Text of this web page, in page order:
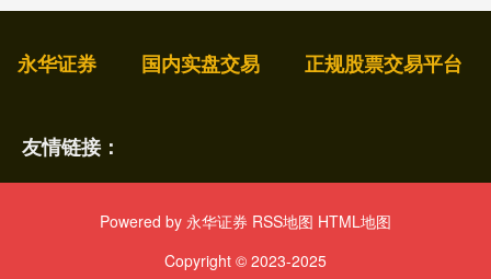
永华证券 国内实盘交易 正规股票交易平台
友情链接：
Powered by 永华证券 RSS地图 HTML地图
Copyright © 2023-2025